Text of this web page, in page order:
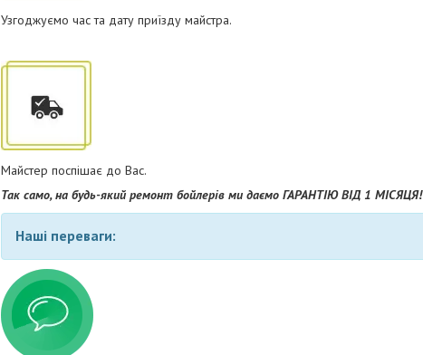
Узгоджуємо час та дату приїзду майстра.
Майстер поспішає до Вас.
Так само, на будь-який ремонт бойлерів ми даємо ГАРАНТІЮ ВІД 1 МІСЯЦЯ!
Наші переваги: